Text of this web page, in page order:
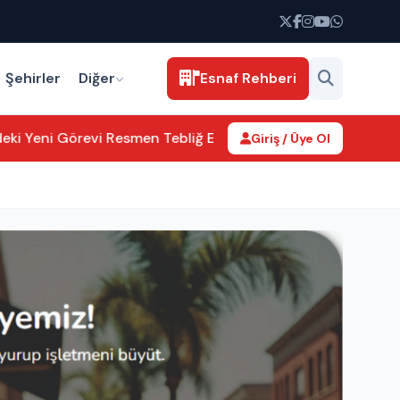
Şehirler Diğer Esnaf Rehberi
Yeni Görevi Resmen Tebliğ Edildi Aksaray’da kamu
Giriş / Üye Ol